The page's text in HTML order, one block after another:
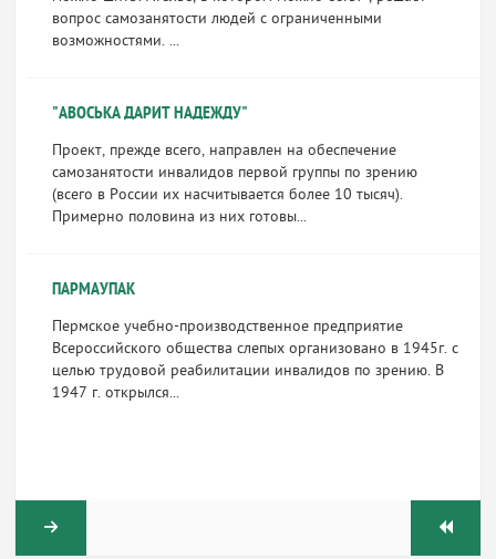
вопрос самозанятости людей с ограниченными
возможностями. ...
"АВОСЬКА ДАРИТ НАДЕЖДУ"
Проект, прежде всего, направлен на обеспечение
самозанятости инвалидов первой группы по зрению
(всего в России их насчитывается более 10 тысяч).
Примерно половина из них готовы...
ПАРМАУПАК
Пермское учебно-производственное предприятие
Всероссийского общества слепых организовано в 1945г. с
целью трудовой реабилитации инвалидов по зрению. В
1947 г. открылся...